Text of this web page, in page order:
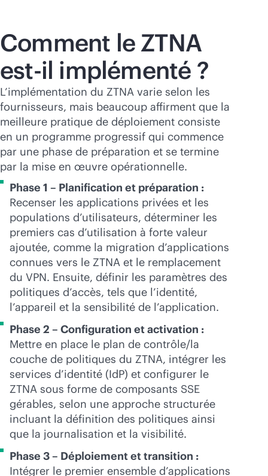
Comment le ZTNA
est-il implémenté ?
L’implémentation du ZTNA varie selon les
fournisseurs, mais beaucoup affirment que la
meilleure pratique de déploiement consiste
en un programme progressif qui commence
par une phase de préparation et se termine
par la mise en œuvre opérationnelle.
Phase 1 – Planification et préparation :
Recenser les applications privées et les
populations d’utilisateurs, déterminer les
premiers cas d’utilisation à forte valeur
ajoutée, comme la migration d’applications
connues vers le ZTNA et le remplacement
du VPN. Ensuite, définir les paramètres des
politiques d’accès, tels que l’identité,
l’appareil et la sensibilité de l’application.
Phase 2 – Configuration et activation :
Mettre en place le plan de contrôle/la
couche de politiques du ZTNA, intégrer les
services d’identité (IdP) et configurer le
ZTNA sous forme de composants SSE
gérables, selon une approche structurée
incluant la définition des politiques ainsi
que la journalisation et la visibilité.
Phase 3 – Déploiement et transition :
Intégrer le premier ensemble d’applications